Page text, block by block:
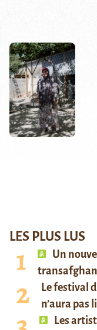
LES PLUS LUS
Un
transafghan
Le festival
n’aura pas
Les